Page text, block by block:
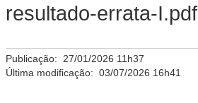
resultado-errata-I.pdf
Publicação: 27/01/2026 11h37
Última modificação: 03/07/2026 16h41